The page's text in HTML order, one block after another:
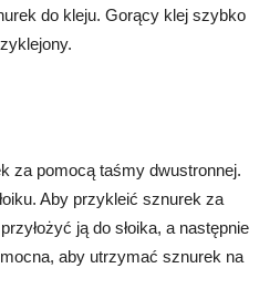
do kleju. Gorący klej szybko
za pomocą taśmy dwustronnej.
Aby przykleić sznurek za
ją do słoika, a następnie
aby utrzymać sznurek na